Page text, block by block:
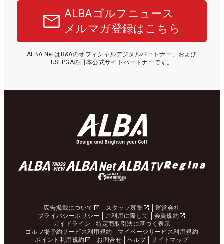
ALBAゴルフニュース
メルマガ登録はこちら
ALBA NetはR&Aのオフィシャルデジタルパートナー、および
USLPGAの日本公式サイトパートナーです。
広告掲載について スタッフ募集
運営会社
プライバシーポリシー
ご利用に際して
会員規約
ガイドライン
特定商取引法に基づく表示
ゴルフ場予約サービス利用規約
マイページサービス利用規約
ポイント利用規約
お問合せ ヘルプ サイトマップ